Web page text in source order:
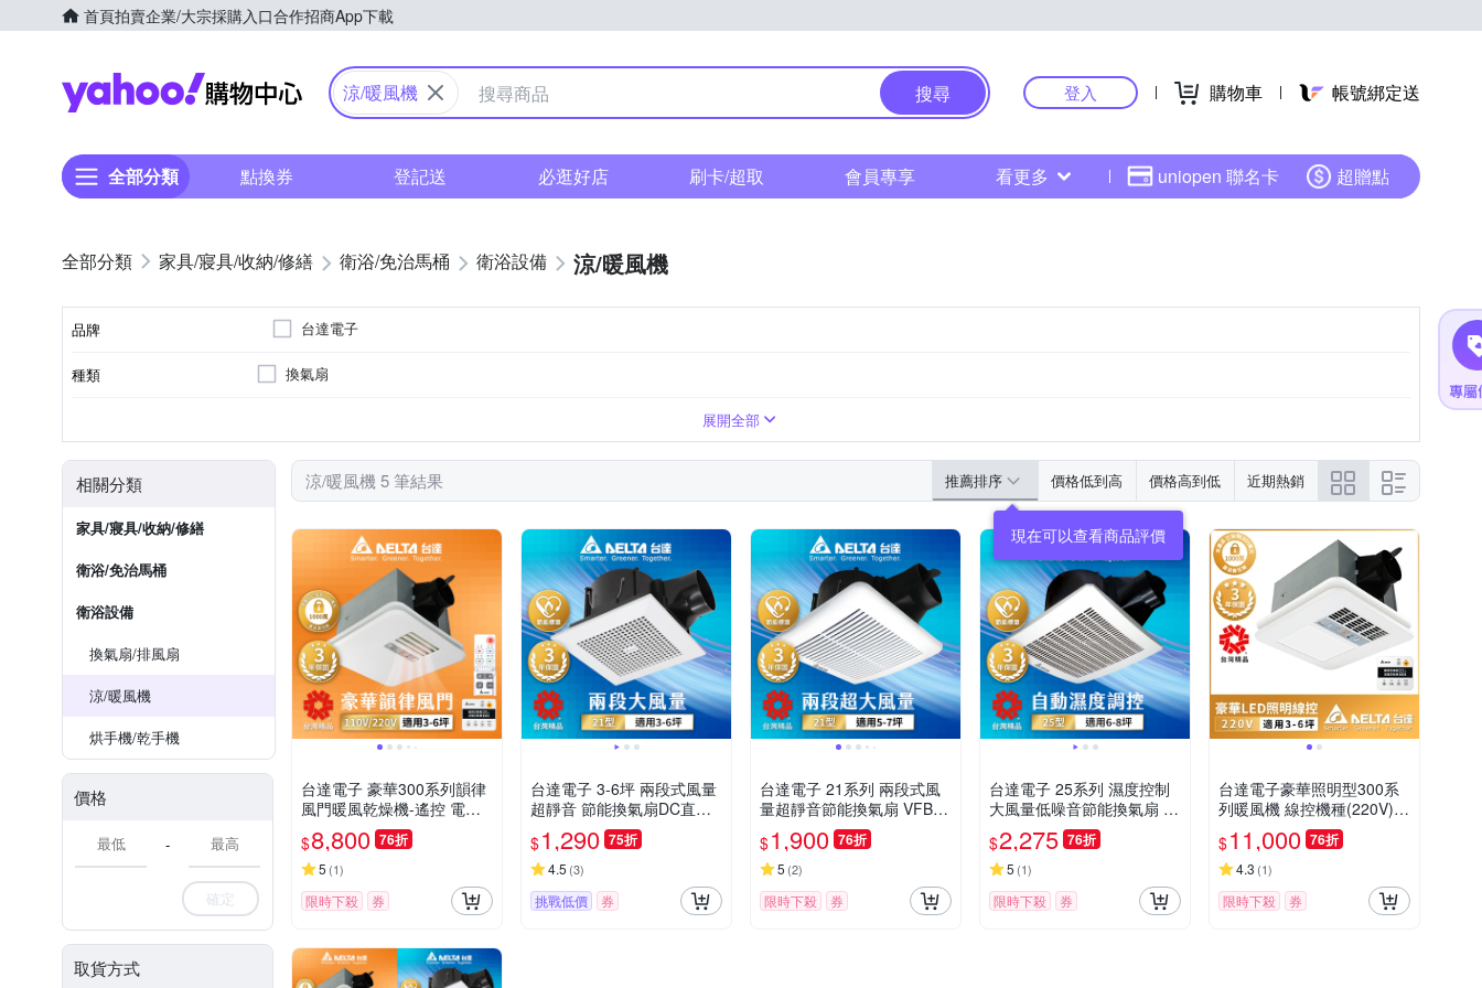
首頁拍賣企業/大宗採購入口合作招商App下載
Yahoo購物中心
涼/暖風機 搜尋 登入 購物車 帳號綁定送
全部分類 點換券 登記送 必逛好店 刷卡/超取 會員專享 看更多 uniopen 聯名卡 超贈點
家具/寢具/收納/修繕 衛浴/免治馬桶 衛浴設備 涼/暖風機
品牌 台達電子
種類 換氣扇
展開全部
相關分類
家具/寢具/收納/修繕
衛浴/免治馬桶
衛浴設備
換氣扇/排風扇
涼/暖風機
烘手機/乾手機
價格
-
確定
取貨方式
涼/暖風機 5 筆結果 推薦排序 價格低到高 價格高到低 近期熱銷
現在可以查看商品評價
台達電子 豪華300系列韻律
風門暖風乾燥機-遙控 電壓1
10V/220V VHB30ACMRT-
A/VHB30BCMRT-A/VHB30
ACMT-AD/VHB30BCMT-AD
$8,800 76折
5 (1)
限時下殺 券
台達電子 3-6坪 兩段式風量
超靜音 節能換氣扇DC直流
(VFB21AXT3)
$1,290 75折
4.5 (3)
挑戰低價 券
台達電子 21系列 兩段式風
量超靜音節能換氣扇 VFB21
AXT4
$1,900 76折
5 (2)
限時下殺 券
台達電子 25系列 濕度控制
大風量低噪音節能換氣扇 V
FB25AEHT
$2,275 76折
5 (1)
限時下殺 券
台達電子豪華照明型300系
列暖風機 線控機種(220V)V
HB30BCMT-BLED
$11,000 76折
4.3 (1)
限時下殺 券